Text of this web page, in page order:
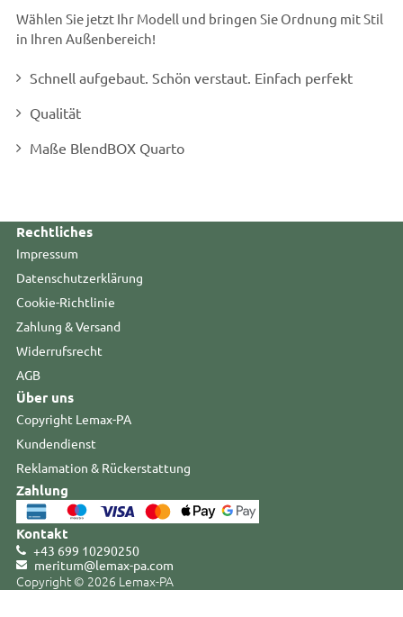
Wählen Sie jetzt Ihr Modell und bringen Sie Ordnung mit Stil
in Ihren Außenbereich!
Schnell aufgebaut. Schön verstaut. Einfach perfekt
Qualität
Maße BlendBOX Quarto
Rechtliches
Impressum
Datenschutzerklärung
Cookie-Richtlinie
Zahlung & Versand
Widerrufsrecht
AGB
Über uns
Copyright Lemax-PA
Kundendienst
Reklamation & Rückerstattung
Zahlung
Kontakt
+43 699 10290250
meritum@lemax-pa.com
Copyright © 2026 Lemax-PA